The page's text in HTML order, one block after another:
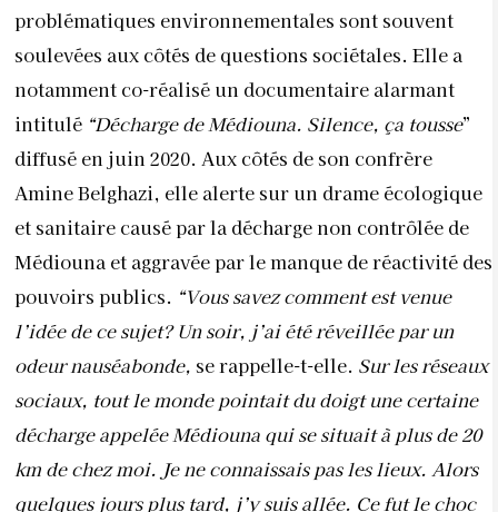
problématiques environnementales sont souvent
soulevées aux côtés de questions sociétales. Elle a
notamment co-réalisé un documentaire alarmant
intitulé “Décharge de Médiouna. Silence, ça tousse”
diffusé en juin 2020. Aux côtés de son confrère
Amine Belghazi, elle alerte sur un drame écologique
et sanitaire causé par la décharge non contrôlée de
Médiouna et aggravée par le manque de réactivité des
pouvoirs publics. “Vous savez comment est venue
l’idée de ce sujet? Un soir, j’ai été réveillée par un
odeur nauséabonde, se rappelle-t-elle. Sur les réseaux
sociaux, tout le monde pointait du doigt une certaine
décharge appelée Médiouna qui se situait à plus de 20
km de chez moi. Je ne connaissais pasles lieux. Alors
quelques jours plus tard, j’y suis allée. Ce fut le choc